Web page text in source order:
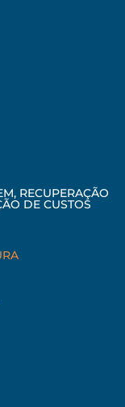
RECUPERAÇÃO
DE CUSTOS